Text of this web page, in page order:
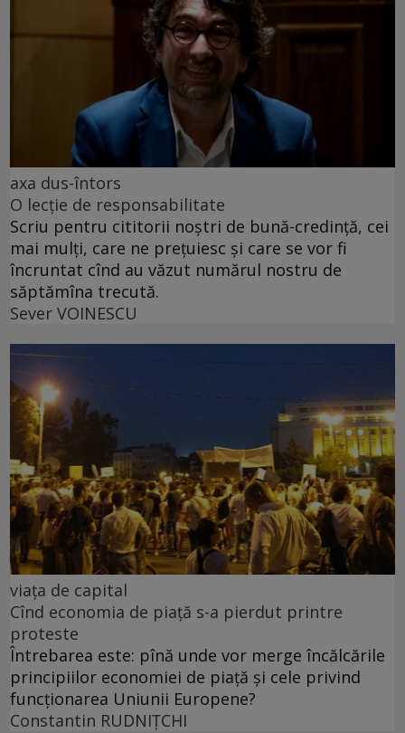
axa dus-întors
O lecție de responsabilitate
Scriu pentru cititorii noștri de bună-credință, cei
mai mulți, care ne prețuiesc și care se vor fi
încruntat cînd au văzut numărul nostru de
săptămîna trecută.
Sever VOINESCU
viața de capital
Cînd economia de piață s-a pierdut printre
proteste
Întrebarea este: pînă unde vor merge încălcările
principiilor economiei de piață și cele privind
funcționarea Uniunii Europene?
Constantin RUDNIŢCHI